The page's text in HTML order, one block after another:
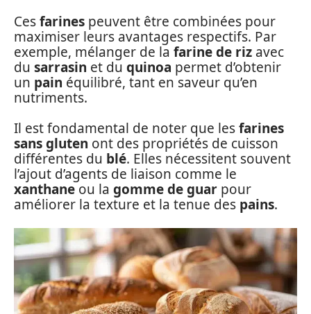
Cesfarines peuvent être combinées pour
maximiser leurs avantages respectifs. Par
exemple, mélanger de la farine de riz avec
du sarrasin et du quinoa permet d’obtenir
un pain équilibré, tant en saveur qu’en
nutriments.
Il est fondamental de noter que lesfarines
sans gluten ont des propriétés de cuisson
différentes du blé. Elles nécessitent souvent
l’ajout d’agents de liaison comme le
xanthane ou la gomme de guar pour
améliorer la texture et la tenue des pains.